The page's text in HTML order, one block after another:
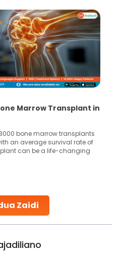
Zaidi
Marrow Transplant in
bone marrow transplants
an average survival rate of
can be a life-changing
has some of the world’s